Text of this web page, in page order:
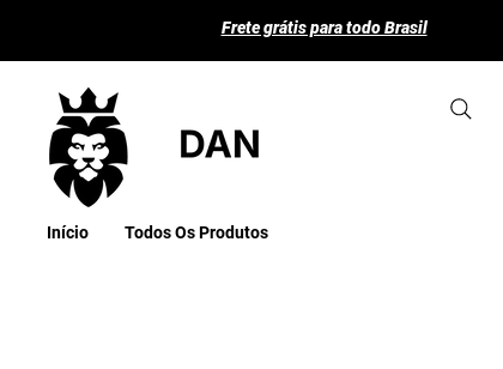
Frete grátis para todo Brasil
Início Todos Os Produtos